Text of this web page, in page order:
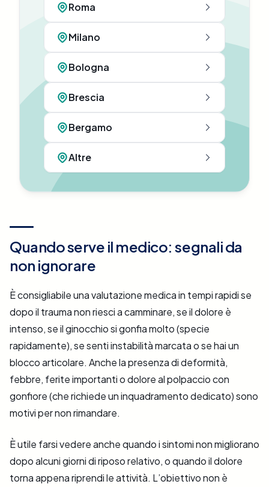
Roma
Milano
Bologna
Brescia
Bergamo
Altre
Quando serve il medico: segnali da
non ignorare
È consigliabile una valutazione medica in tempi rapidi se
dopo il trauma non riesci a camminare, se il dolore è
intenso, se il ginocchio si gonfia molto (specie
rapidamente), se senti instabilità marcata o se hai un
blocco articolare. Anche la presenza di deformità,
febbre, ferite importanti o dolore al polpaccio con
gonfiore (che richiede un inquadramento dedicato) sono
motivi per non rimandare.
È utile farsi vedere anche quando i sintomi non migliorano
dopo alcuni giorni di riposo relativo, o quando il dolore
torna appena riprendi le attività. L’obiettivo non è